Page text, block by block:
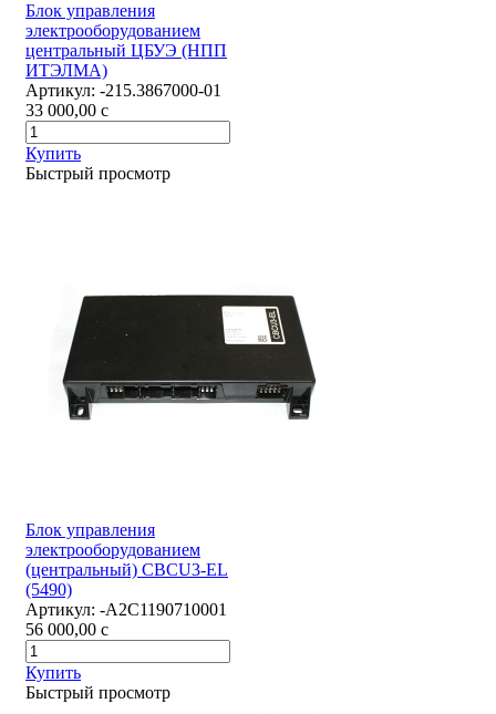
Блок управления
электрооборудованием
центральный ЦБУЭ (НПП
ИТЭЛМА)
Артикул: -215.3867000-01
33 000,00 c
Купить
Быстрый просмотр
Блок управления
электрооборудованием
(центральный) CBCU3-EL
(5490)
Артикул: -А2С1190710001
56 000,00 c
Купить
Быстрый просмотр